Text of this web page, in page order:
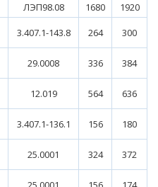
ЛЭП98.08 1680
1920
3.407.1-143.8 264 300
29.0008 336 384
12.019 564 636
3.407.1-136.1 156 180
25.0001 324 372